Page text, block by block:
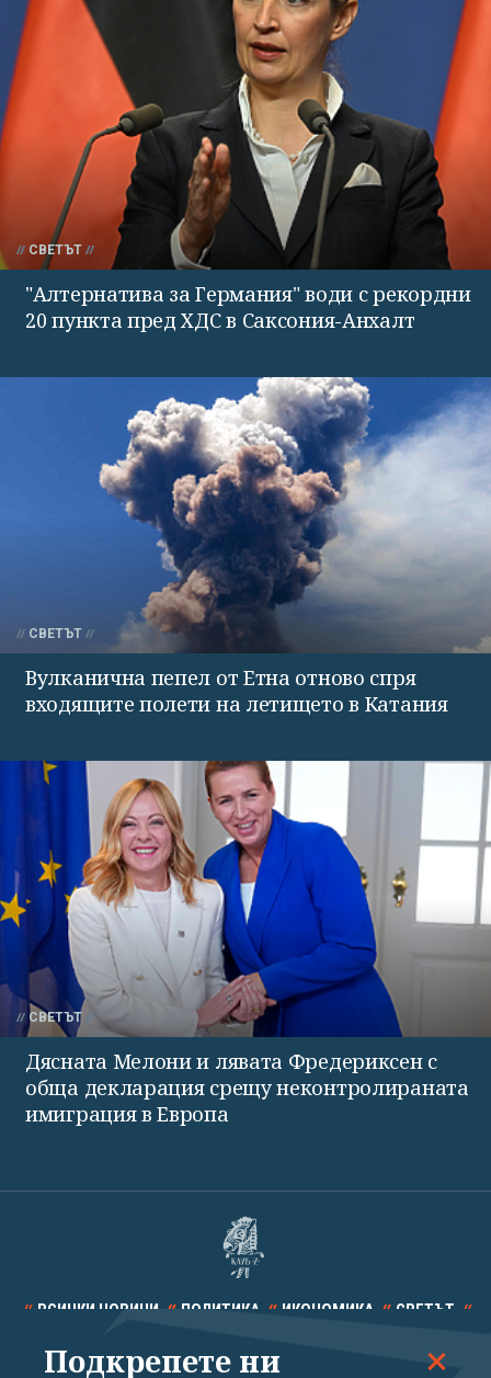
СВЕТЪТ
"Алтернатива за Германия" води с рекордни
20 пункта пред ХДС в Саксония-Анхалт
СВЕТЪТ
Вулканична пепел от Етна отново спря
входящите полети на летището в Катания
СВЕТЪТ
Дясната Мелони и лявата Фредериксен с
обща декларация срещу неконтролираната
имиграция в Европа
ВСИЧКИ НОВИНИ ПОЛИТИКА ИКОНОМИКА СВЕТЪТ
СПОРТ КУЛТУРА ТЕХНОЛОГИИ КАЛЕЙДОСКОП
Подкрепете ни